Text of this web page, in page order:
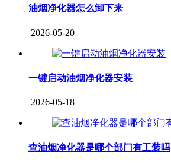
油烟净化器怎么卸下来
2026-05-20
一键启动油烟净化器安装
2026-05-18
查油烟净化器是哪个部门有工装吗